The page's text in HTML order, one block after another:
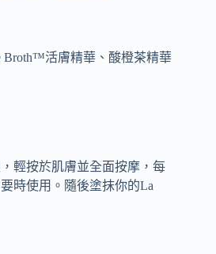
Broth™活膚精華、酸橙茶精華
輕按於肌膚並全面按摩，每
時使用。隨後塗抹你的La